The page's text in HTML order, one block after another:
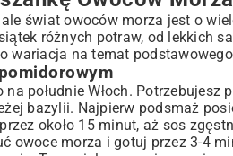
świat owoców morza jest o
różnych potraw, od lekkich
wariacja na temat
południe Włoch.
bazylii. Najpierw podsmaż
około 15 minut, aż sos
owoce morza i gotuj przez 3-4